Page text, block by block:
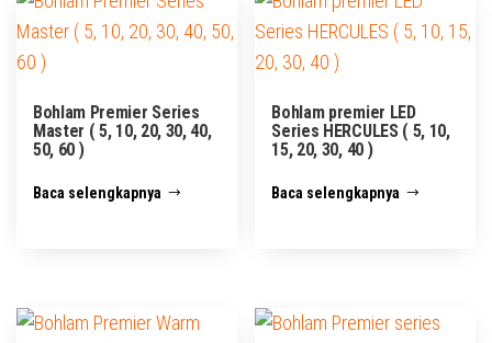
Bohlam Premier Series
Master ( 5, 10, 20, 30, 40,
50, 60 )
Baca selengkapnya
Bohlam premier LED
Series HERCULES ( 5, 10,
15, 20, 30, 40 )
Baca selengkapnya